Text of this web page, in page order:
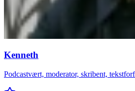
Kenneth
Podcastvært, moderator, skribent,